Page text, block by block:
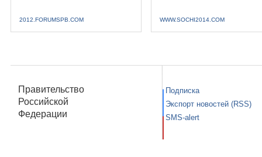
2012.FORUMSPB.COM WWW.SOCHI2014.COM
Правительство
Российской
Федерации
Подписка
Экспорт новостей (RSS)
SMS-alert